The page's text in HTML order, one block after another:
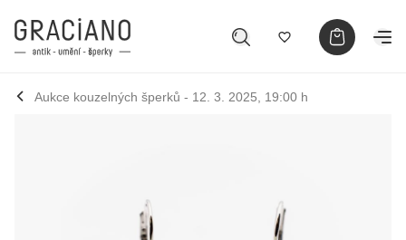
Aukce kouzelných šperků - 12. 3. 2025, 19:00 h